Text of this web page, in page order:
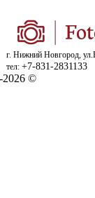
г. Нижний Новгород,
тел: +7-831-2831133
2026 ©